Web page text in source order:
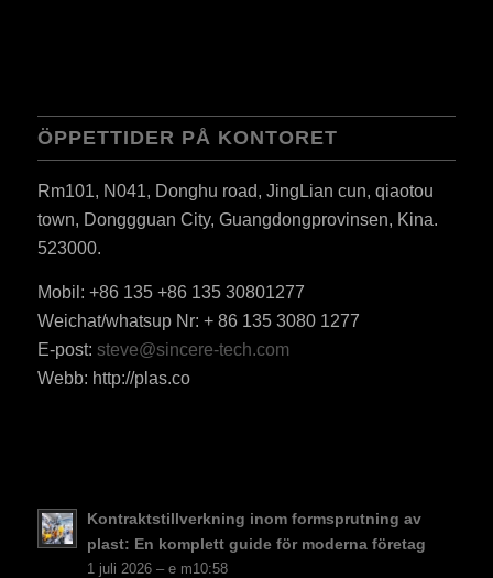
ÖPPETTIDER PÅ KONTORET
Rm101, N041, Donghu road, JingLian cun, qiaotou
town, Donggguan City, Guangdongprovinsen, Kina.
523000.
Mobil: +86 135 +86 135 30801277
Weichat/whatsup Nr: + 86 135 3080 1277
E-post: steve@sincere-tech.com
Webb: http://plas.co
Kontraktstillverkning inom formsprutning av
plast: En komplett guide för moderna företag
1 juli 2026 – e m10:58
CS
DA
HU
ES_MX